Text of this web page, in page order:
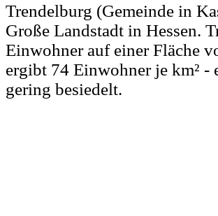
Trendelburg (Gemeinde in
Große Landstadt in Hessen.
Einwohner auf einer Fläche
ergibt 74 Einwohner je km²
gering besiedelt.